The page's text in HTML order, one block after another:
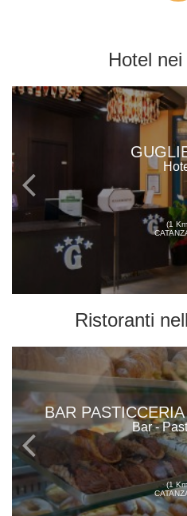
Hotel nei
(1
Ristoranti
BAR
Bar -
(1